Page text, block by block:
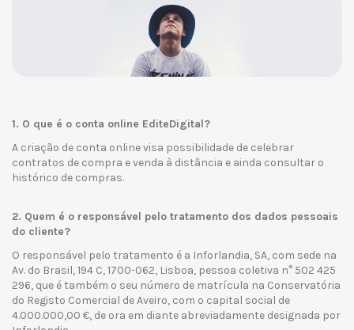
1. O que é o conta online EditeDigital?
A criação de conta online visa possibilidade de celebrar
contratos de compra e venda à distância e ainda consultar o
histórico de compras.
2. Quem é o responsável pelo tratamento dos dados pessoais
do cliente?
O responsável pelo tratamento é a Inforlandia, SA, com sede na
Av. do Brasil, 194 C, 1700-062, Lisboa, pessoa coletiva n° 502 425
296, que é também o seu número de matrícula na Conservatória
do Registo Comercial de Aveiro, com o capital social de
4.000.000,00 €, de ora em diante abreviadamente designada por